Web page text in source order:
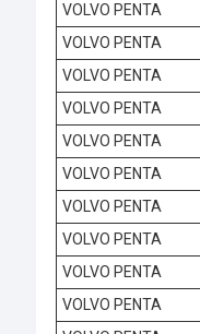
VOLVO PENTA
VOLVO PENTA
VOLVO PENTA
VOLVO PENTA
VOLVO PENTA
VOLVO PENTA
VOLVO PENTA
VOLVO PENTA
VOLVO PENTA
VOLVO PENTA